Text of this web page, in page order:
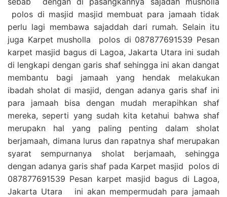
polos di masjid masjid membuat para jamaah tidak
perlu lagi membawa sajaddah dari rumah. Selain itu
juga Karpet musholla polos di 087877691539 Pesan
karpet masjid bagus di Lagoa, Jakarta Utara ini sudah
di lengkapi dengan garis shaf sehingga ini akan dangat
membantu bagi jamaah yang hendak melakukan
ibadah sholat di masjid, dengan adanya garis shaf ini
para jamaah bisa dengan mudah merapihkan shaf
mereka, seperti yang sudah kita ketahui bahwa shaf
merupakn hal yang paling penting dalam sholat
berjamaah, dimana lurus dan rapatnya shaf merupakan
syarat sempurnanya sholat berjamaah, sehingga
dengan adanya garis shaf pada Karpet masjid polos di
087877691539 Pesan karpet masjid bagus di Lagoa,
Jakarta Utara ini akan mempermudah para jamaah